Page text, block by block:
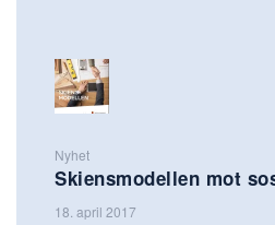
Nyhet
Skiensmodellen mot
18. april 2017